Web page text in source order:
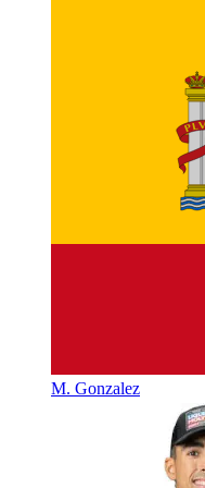
M. Gonzalez